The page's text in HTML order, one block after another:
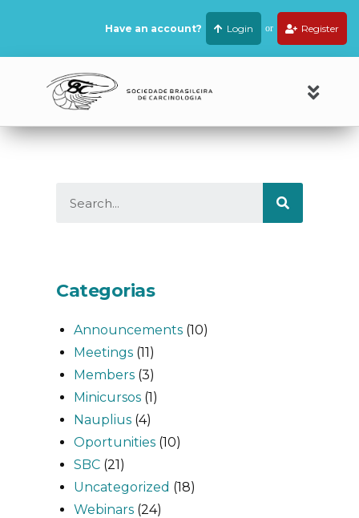
Have an account? Login or Register
Categorias
Announcements (10)
Meetings (11)
Members (3)
Minicursos (1)
Nauplius (4)
Oportunities (10)
SBC (21)
Uncategorized (18)
Webinars (24)